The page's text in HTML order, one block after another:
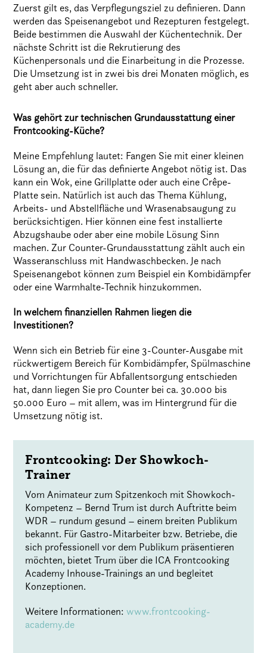
Zuerst gilt es, das Verpflegungsziel zu definieren. Dann
werden das Speisenangebot und Rezepturen festgelegt.
Beide bestimmen die Auswahl der Küchentechnik. Der
nächste Schritt ist die Rekrutierung des
Küchenpersonals und die Einarbeitung in die Prozesse.
Die Umsetzung ist in zwei bis drei Monaten möglich, es
geht aber auch schneller.
Was gehört zur technischen Grundausstattung einer
Frontcooking-Küche?
Meine Empfehlung lautet: Fangen Sie mit einer kleinen
Lösung an, die für das definierte Angebot nötig ist. Das
kann ein Wok, eine Grillplatte oder auch eine Crêpe-
Platte sein. Natürlich ist auch das Thema Kühlung,
Arbeits- und Abstellfläche und Wrasenabsaugung zu
berücksichtigen. Hier können eine fest installierte
Abzugshaube oder aber eine mobile Lösung Sinn
machen. Zur Counter-Grundausstattung zählt auch ein
Wasseranschluss mit Handwaschbecken. Je nach
Speisenangebot können zum Beispiel ein Kombidämpfer
oder eine Warmhalte-Technik hinzukommen.
In welchem finanziellen Rahmen liegen die
Investitionen?
Wenn sich ein Betrieb für eine 3-Counter-Ausgabe mit
rückwertigem Bereich für Kombidämpfer, Spülmaschine
und Vorrichtungen für Abfallentsorgung entschieden
hat, dann liegen Sie pro Counter bei ca. 30.000 bis
50.000 Euro – mit allem, was im Hintergrund für die
Umsetzung nötig ist.
Frontcooking: Der Showkoch-
Trainer
Vom Animateur zum Spitzenkoch mit Showkoch-
Kompetenz – Bernd Trum ist durch Auftritte beim
WDR – rundum gesund – einem breiten Publikum
bekannt. Für Gastro-Mitarbeiter bzw. Betriebe, die
sich professionell vor dem Publikum präsentieren
möchten, bietet Trum über die ICA Frontcooking
Academy Inhouse-Trainings an und begleitet
Konzeptionen.
Weitere Informationen:www.frontcooking-
academy.de